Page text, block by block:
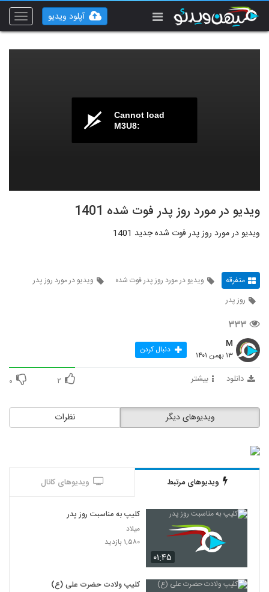
Toggle
آپلود ویدیو
Cannot load
M3U8:
ویدیو در مورد روز پدر فوت شده 1401
ویدیو در مورد روز پدر فوت شده جدید 1401
متفرقه ویدیو در مورد روز پدر فوت شده
ویدیو در مورد روز پدر
روز پدر
۳۳۳
M
۱۳ بهمن ۱۴۰۱ دنبال کردن
دانلود بیشتر ۲ ۰
نظرات ویدیوهای دیگر
ویدیوهای مرتبط ویدیوهای کانال
۰۱:۴۵
کلیپ به مناسبت روز پدر
میلاد
۱,۵۸۰ بازدید
کلیپ ولادت حضرت علی (ع)